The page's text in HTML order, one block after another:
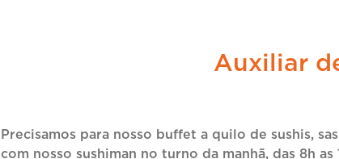
Auxiliar
Precisamos para nosso buffet a quilo de sushis,
com nosso sushiman no turno da manhã, das 8h as